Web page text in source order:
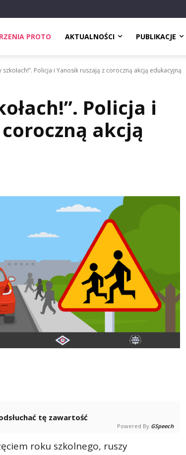
PROTO AKTUALNOŚCI PUBLIKACJE
szkołach!”. Policja i Yanosik ruszają z coroczną akcją edukacyjną
Policja i
akcją
tę zawartość
Powered By GSpeech
roku szkolnego, ruszy